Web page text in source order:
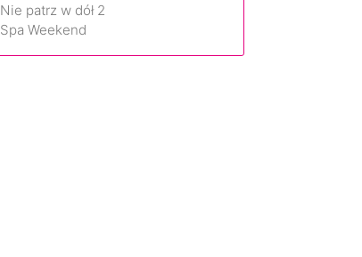
Nie patrz w dół 2
Spa Weekend